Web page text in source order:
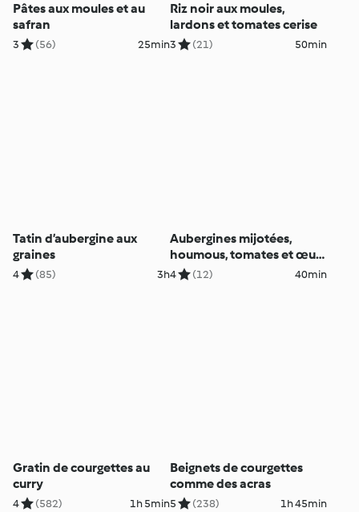
Pâtes aux moules et au
safran
3 (56) 25min
Riz noir aux moules,
lardons et tomates cerise
3 (21) 50min
Tatin d’aubergine aux
graines
4 (85) 3h
Aubergines mijotées,
houmous, tomates et œufs
mollets
4 (12) 40min
Gratin de courgettes au
curry
4 (582) 1h 5min
Beignets de courgettes
comme des acras
5 (238) 1h 45min